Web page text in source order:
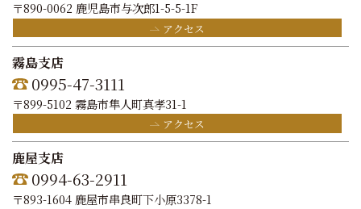
〒890-0062 鹿児島市与次郎1-5-5-1F
アクセス
霧島支店
0995-47-3111
〒899-5102 霧島市隼人町真孝31-1
アクセス
鹿屋支店
0994-63-2911
〒893-1604 鹿屋市串良町下小原3378-1